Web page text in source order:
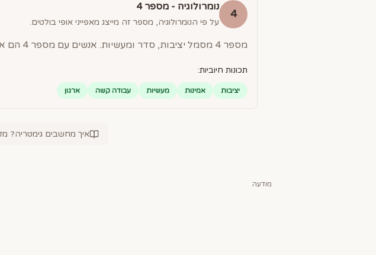
4
נומרולוגיה - מספר4
על פי הנומרולוגיה, מספר זה מייצג מאפייני אופי בולטים.
מספר 4 מסמל יציבות, סדר ומעשיות. אנשים עם מספר 4 הם אמינים, עובדים קשה ומסורים למטרותיהם.
תכונות חיוביות:
יציבות אמינות מעשיות עבודה קשה ארגון
איך מחשבים גימטריה?
מודעה